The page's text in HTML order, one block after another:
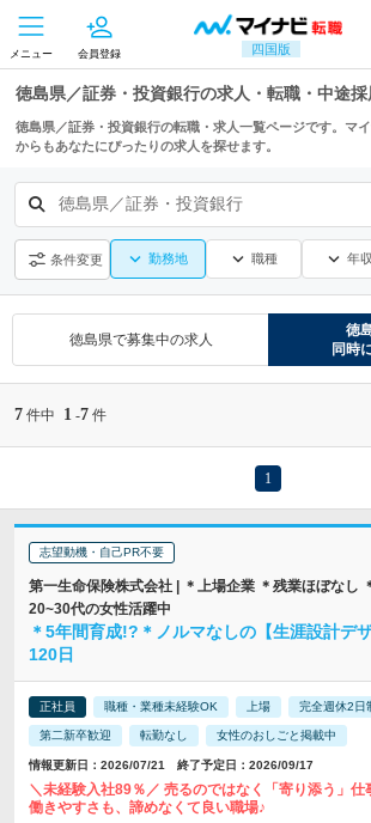
四国版
メニュー 会員登録
徳島県／証券・投資銀行の求人・転職・中途採
徳島県／証券・投資銀行の転職・求人一覧ページです。マ
からもあなたにぴったりの求人を探せます。
徳島県／証券・投資銀行
条件変更 勤務地 職種 年収
徳島県で募集中の求人
徳
同時
7 件中 1 -7 件
1
志望動機・自己PR不要
第一生命保険株式会社 | ＊上場企業 ＊残業ほぼなし
20~30代の女性活躍中
＊5年間育成!?＊ノルマなしの【生涯設計デ
120日
正社員 職種・業種未経験OK 上場 完全週休2日
第二新卒歓迎 転勤なし 女性のおしごと掲載中
情報更新日：2026/07/21 終了予定日：2026/09/17
＼未経験入社89％／ 売るのではなく「寄り添う」仕
働きやすさも、諦めなくて良い職場♪